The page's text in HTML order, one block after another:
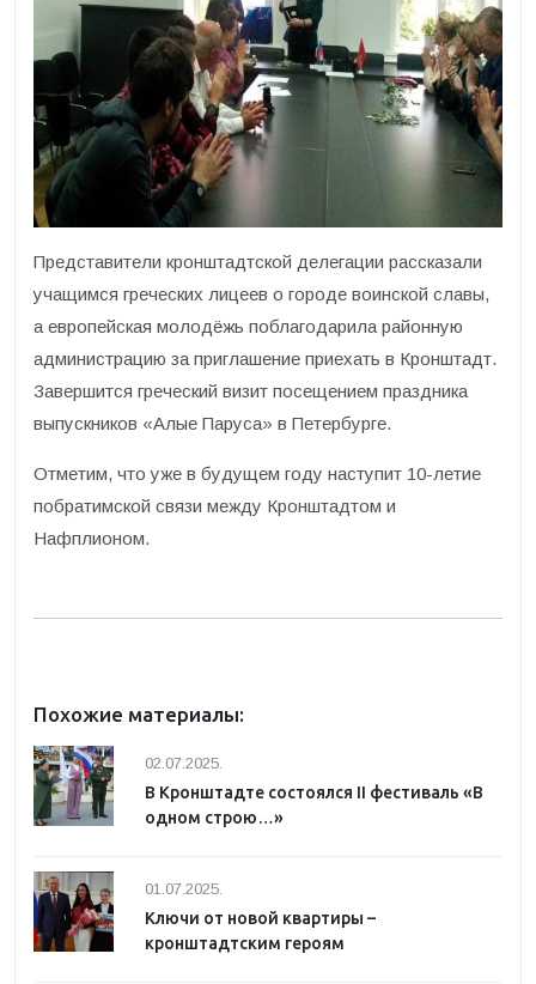
Представители кронштадтской делегации рассказали
учащимся греческих лицеев о городе воинской славы,
а европейская молодёжь поблагодарила районную
администрацию за приглашение приехать в Кронштадт.
Завершится греческий визит посещением праздника
выпускников «Алые Паруса» в Петербурге.
Отметим, что уже в будущем году наступит 10-летие
побратимской связи между Кронштадтом и
Нафплионом.
Похожие материалы:
02.07.2025.
В Кронштадте состоялся II фестиваль «В
одном строю…»
01.07.2025.
Ключи от новой квартиры –
кронштадтским героям